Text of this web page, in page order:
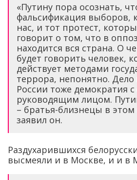
«Путину пора осознать,
фальсификация выборов,
нас, и тот протест,
говорит о том, что в
находится вся страна. О
будет говорить человек,
действует методами
террора, непонятно. Дело
России тоже демократия
руководящим лицом.
– братья-близнецы в этом
заявил он.
Раздухарившихся
высмеяли и в Москве, и и в